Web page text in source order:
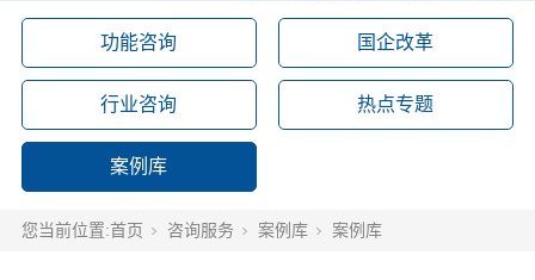
功能咨询 国企改革
行业咨询 热点专题
案例库
您当前位置:首页 咨询服务 案例库 案例库